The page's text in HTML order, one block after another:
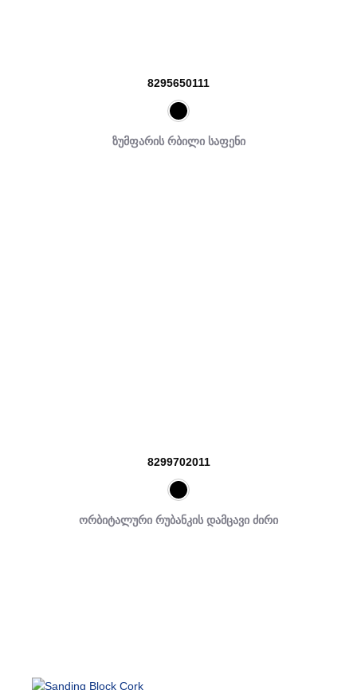
8295650111
ზუმფარის რბილი საფენი
8299702011
ორბიტალური რუბანკის დამცავი ძირი